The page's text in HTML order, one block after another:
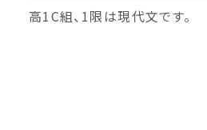
高1C組、1限は現代文です。